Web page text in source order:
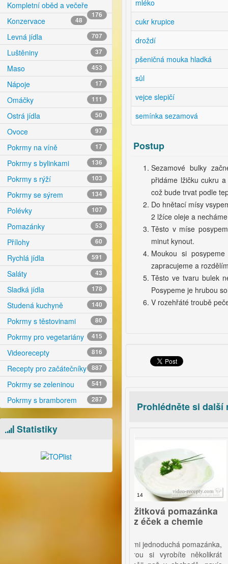
Kompletní oběd a večeře
176
Konzervace 48
Levná jídla 707
Luštěniny 37
Maso 453
Nápoje 17
Omáčky 111
Ostrá jídla 50
Ovoce 97
Pokrmy na víně 17
Pokrmy s bylinkami 136
Pokrmy s rýží 103
Pokrmy se sýrem 134
Polévky 107
Pomazánky 53
Přílohy 60
Rychlá jídla 591
Saláty 43
Sladká jídla 178
Studená kuchyně 140
Pokrmy s těstovinami 80
Pokrmy pro vegetariány 415
Videorecepty 816
Recepty pro začátečníky 887
Pokrmy se zeleninou 541
Pokrmy s bramborem 287
Statistiky
mléko
cukr krupice
droždí
pšeničná mouka hladká
sůl
vejce slepičí
semínka sezamová
Postup
Sezamové bulky
přidáme lžičku cukru
což bude trvat podle
Do hnětací mísy
2 lžíce oleje a
Těsto v míse
minut kynout.
Moukou si
zapracujeme a
Těsto ve tvaru bulek
Posypeme je hrubou
V rozehřáté troubě
Prohlédněte si další
Pažitková pomazánka
bez éček a chemie
Velmi jednoduchá pomazánka,
kterou si vyrobíte několikrát
video